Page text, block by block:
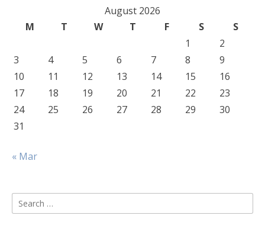
August 2026
M
T W T F S
S
1
2
3
4 5 6 7 8
9
10
11 12 13 14 15
16
17
18 19 20 21 22
23
24
25 26 27 28 29
30
31
« Mar
Search
for: